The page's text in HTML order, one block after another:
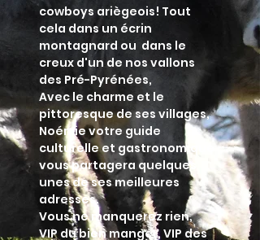
cowboys ariègeois! Tout
cela dans un écrin
montagnard ou dans le
creux d'un de nos vallons
des Pré-Pyrénées,
Avec le charme et le
pittoresque de ses villages,
Noémie votre guide
culturelle et gastronomique
vous partagera quelques
unes de ses meilleures
adresses.
Vous ne manquerez rien,
VIP du bien manger, VIP des